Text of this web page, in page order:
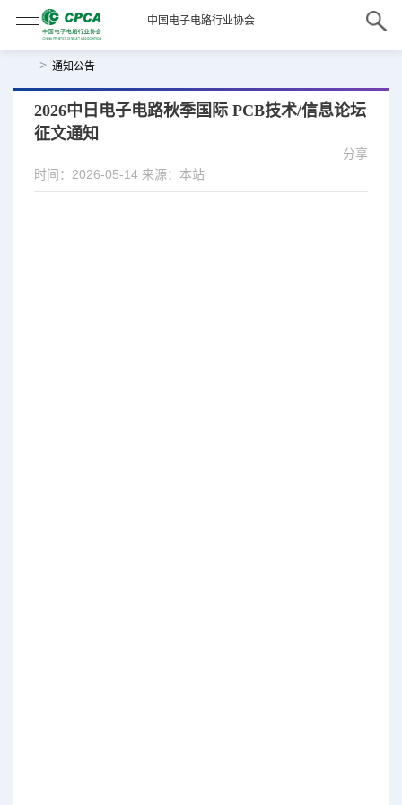
中国电子电路行业协会
> 通知公告
2026中日电子电路秋季国际 PCB技术/信息论坛
征文通知
分享
时间：2026-05-14 来源：本站